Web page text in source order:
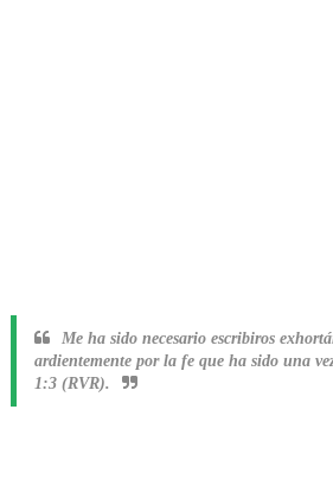
Me ha sido necesario escribiros
ardientemente por la fe que ha sido una
1:3 (RVR).